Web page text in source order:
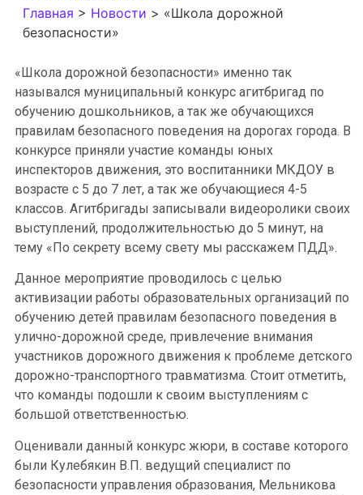
Главная > Новости > «Школа дорожной
безопасности»
«Школа дорожной безопасности» именно так
назывался муниципальный конкурс агитбригад по
обучению дошкольников, а так же обучающихся
правилам безопасного поведения на дорогах города. В
конкурсе приняли участие команды юных
инспекторов движения, это воспитанники МКДОУ в
возрасте с 5 до 7 лет, а так же обучающиеся 4-5
классов. Агитбригады записывали видеоролики своих
выступлений, продолжительностью до 5 минут, на
тему «По секрету всему свету мы расскажем ПДД».
Данное мероприятие проводилось с целью
активизации работы образовательных организаций по
обучению детей правилам безопасного поведения в
улично-дорожной среде, привлечение внимания
участников дорожного движения к проблеме детского
дорожно-транспортного травматизма. Стоит отметить,
что команды подошли к своим выступлениям с
большой ответственностью.
Оценивали данный конкурс жюри, в составе которого
были Кулебякин В.П. ведущий специалист по
безопасности управления образования, Мельникова